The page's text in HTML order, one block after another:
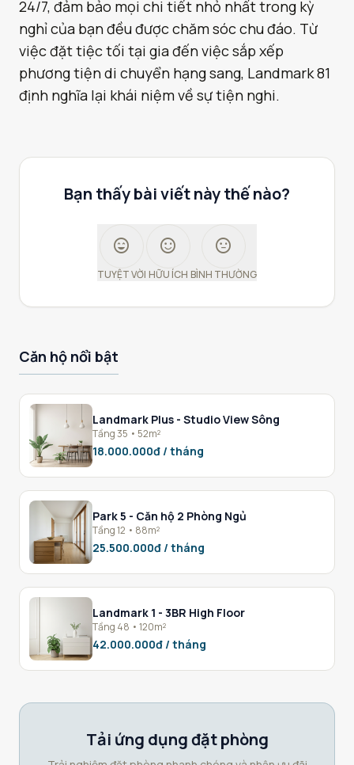
24/7, đảm bảo mọi chi tiết nhỏ nhất trong kỳ
nghỉ của bạn đều được chăm sóc chu đáo. Từ
việc đặt tiệc tối tại gia đến việc sắp xếp
phương tiện di chuyển hạng sang, Landmark 81
định nghĩa lại khái niệm về sự tiện nghi.
Bạn thấy bài viết này thế nào?
sentiment_very_satisfied
TUYỆT VỜI
sentiment_satisfied
HỮU ÍCH
sentiment_neutral
BÌNH THƯỜNG
Căn hộ nổi bật
Landmark Plus - Studio View Sông
Tầng 35 • 52m²
18.000.000đ / tháng
Park 5 - Căn hộ 2 Phòng Ngủ
Tầng 12 • 88m²
25.500.000đ / tháng
Landmark 1 - 3BR High Floor
Tầng 48 • 120m²
42.000.000đ / tháng
Tải ứng dụng đặt phòng